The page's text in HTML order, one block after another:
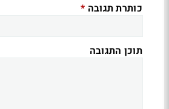
כותרת תגובה *
תוכן התגובה